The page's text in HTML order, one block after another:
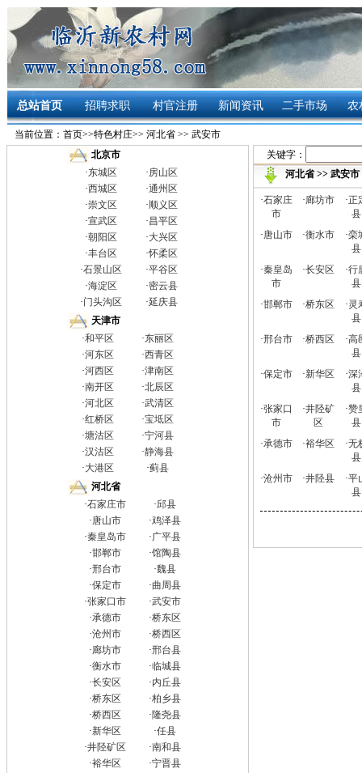
总站首页 招聘求职 村官注册 新闻资讯 二手市场 农
当前位置： 首页>>特色村庄>> 河北省 >> 武安市
北京市
·东城区 ·房山区
·西城区 ·通州区
·崇文区 ·顺义区
·宣武区 ·昌平区
·朝阳区 ·大兴区
·丰台区 ·怀柔区
·石景山区 ·平谷区
·海淀区 ·密云县
·门头沟区 ·延庆县
天津市
·和平区 ·东丽区
·河东区 ·西青区
·河西区 ·津南区
·南开区 ·北辰区
·河北区 ·武清区
·红桥区 ·宝坻区
·塘沽区 ·宁河县
·汉沽区 ·静海县
·大港区 ·蓟县
河北省
·石家庄市 ·邱县
·唐山市 ·鸡泽县
·秦皇岛市 ·广平县
·邯郸市 ·馆陶县
·邢台市 ·魏县
·保定市 ·曲周县
·张家口市 ·武安市
·承德市 ·桥东区
·沧州市 ·桥西区
·廊坊市 ·邢台县
·衡水市 ·临城县
·长安区 ·内丘县
·桥东区 ·柏乡县
·桥西区 ·隆尧县
·新华区 ·任县
·井陉矿区 ·南和县
·裕华区 ·宁晋县
关键字：
河北省>> 武安市
·石家庄
市
·廊坊市 ·正
县
·唐山市 ·衡水市 ·栾
县
·秦皇岛
市
·长安区 ·行
县
·邯郸市 ·桥东区 ·灵
县
·邢台市 ·桥西区 ·高
县
·保定市 ·新华区 ·深
县
·张家口
市
·井陉矿
区
·赞
县
·承德市 ·裕华区 ·无
县
·沧州市 ·井陉县 ·平
县